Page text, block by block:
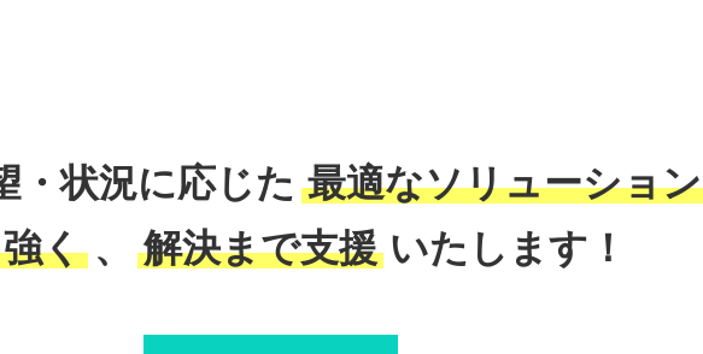
・状況に応じた 最適なソリューション
く 、 解決まで支援 いたします！